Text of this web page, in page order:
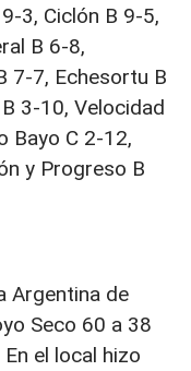
3, Ciclón B 9-5,
B 6-8,
7-7, Echesortu B
3-10, Velocidad
Bayo C 2-12,
y Progreso B
Argentina de
Seco 60 a 38
el local hizo